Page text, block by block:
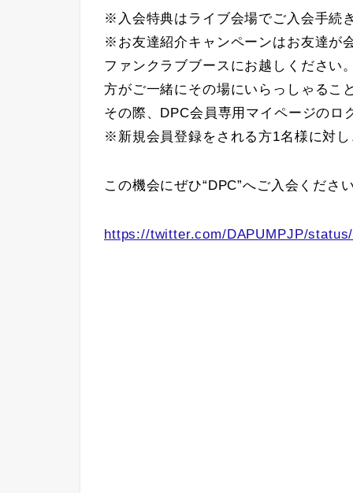
※入会特典はライブ会場でご入会手続
※お友達紹介キャンペーンはお友達が
ファンクラブブースにお越しください
方がご一緒にその場にいらっしゃるこ
その際、DPC会員専用マイページの
※新規会員登録をされる方1名様に対
この機会にぜひ“DPC”へご入会くださ
https://twitter.com/DAPUMPJP/